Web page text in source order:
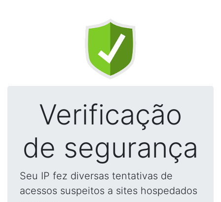
Verificação
de segurança
Seu IP fez diversas tentativas de
acessos suspeitos a sites hospedados